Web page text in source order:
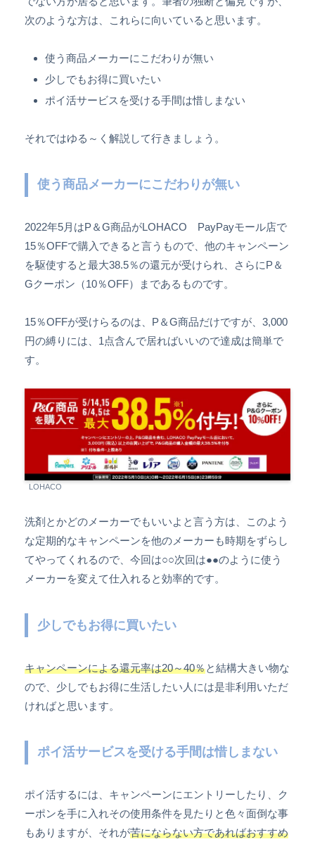
次のような方は、これらに向いていると思います。
使う商品メーカーにこだわりが無い
少しでもお得に買いたい
ポイ活サービスを受ける手間は惜しまない
それではゆる～く解説して行きましょう。
使う商品メーカーにこだわりが無い
2022年5月はP＆G商品がLOHACO PayPayモール店で
15％OFFで購入できると言うもので、他のキャンペーン
を駆使すると最大38.5％の還元が受けられ、さらにP＆
Gクーポン（10％OFF）まであるものです。
15％OFFが受けらるのは、P＆G商品だけですが、3,000
円の縛りには、1点含んで居ればいいので達成は簡単で
す。
LOHACO
洗剤とかどのメーカーでもいいよと言う方は、このよう
な定期的なキャンペーンを他のメーカーも時期をずらし
てやってくれるので、今回は○○次回は●●のように使う
メーカーを変えて仕入れると効率的です。
少しでもお得に買いたい
キャンペーンによる還元率は20～40％と結構大きい物な
ので、少しでもお得に生活したい人には是非利用いただ
ければと思います。
ポイ活サービスを受ける手間は惜しまない
ポイ活するには、キャンペーンにエントリーしたり、ク
ーポンを手に入れその使用条件を見たりと色々面倒な事
もありますが、それが苦にならない方であればおすすめ